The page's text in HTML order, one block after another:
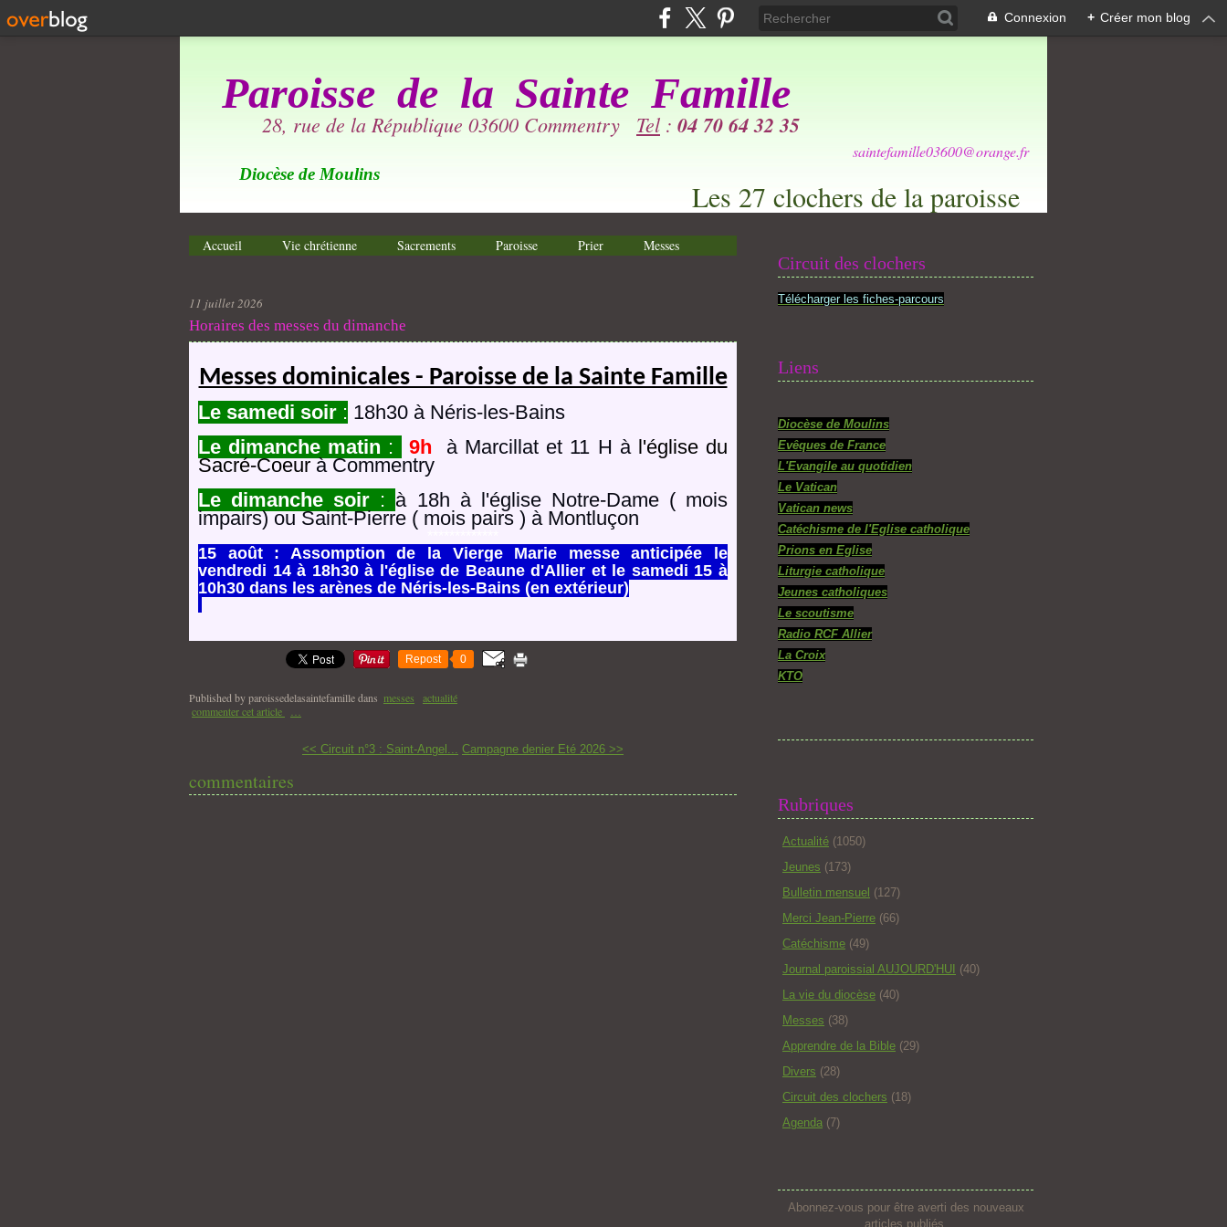
Connexion + Créer mon blog
Paroisse de la Sainte Famille
28, rue de la République 03600 Commentry Tel : 04 70 64 32 35
saintefamille03600@orange.fr
Diocèse de Moulins
Les 27 clochers de la paroisse
Accueil Vie chrétienne Sacrements Paroisse Prier Messes
11 juillet 2026
Horaires des messes du dimanche
Messes dominicales - Paroisse de la Sainte Famille
Le samedi soir : 18h30 à Néris-les-Bains
Le dimanche matin : 9h à Marcillat et 11 H à l'église du
Sacré-Coeurà Commentry
Le dimanche soir : à 18h à l'église Notre-Dame ( mois
impairs) ou Saint-Pierre ( mois pairs ) à Montluçon
15 août : Assomption de la Vierge Marie messe anticipée le
vendredi 14 à 18h30 à l'église de Beaune d'Allier et le samedi 15 à
10h30 dans les arènes de Néris-les-Bains (en extérieur)
Repost 0
Published by paroissedelasaintefamilledans messes
actualité
commenter cet article
<< Circuit n°3 : Saint-Angel... Campagne denier Eté 2026 >>
commentaires
Circuit des clochers
Télécharger les fiches-parcours
Liens
Diocèse de Moulins
Evêques de France
L'Evangile au quotidien
Le Vatican
Vatican news
Catéchisme de l'Eglise catholique
Prions en Eglise
Liturgie catholique
Jeunes catholiques
Le scoutisme
Radio RCF Allier
La Croix
KTO
Rubriques
Actualité (1050)
Jeunes (173)
Bulletin mensuel (127)
Merci Jean-Pierre (66)
Catéchisme (49)
Journal paroissial AUJOURD'HUI (40)
La vie du diocèse (40)
Messes (38)
Apprendre de la Bible (29)
Divers (28)
Circuit des clochers (18)
Agenda (7)
Abonnez-vous pour être averti des nouveaux
articles publiés.